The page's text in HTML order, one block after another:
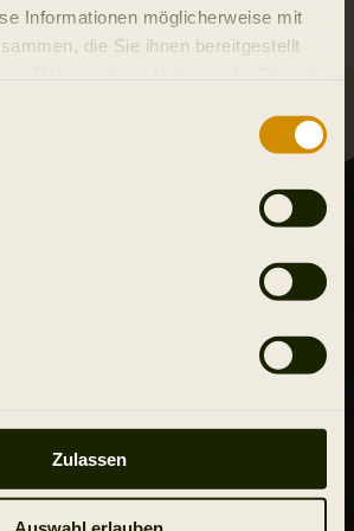
Informationen möglicherweise mit
die Sie ihnen bereitgestellt
Zulassen